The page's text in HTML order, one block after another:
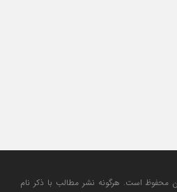
محفوظ است. هرگونه نشر مطالب با ذكر نام